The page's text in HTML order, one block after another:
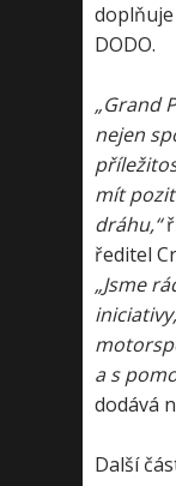
doplňuje
DODO.
„Grand
nejen
mít
dráhu,“
ředitel
„Jsme
a s
dodává
Další